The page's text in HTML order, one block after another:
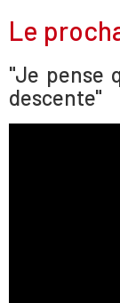
Le
"Je pense
descente"